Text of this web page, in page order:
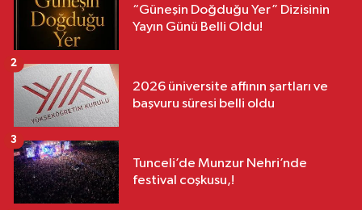
“Güneşin Doğduğu Yer” Dizisinin
Yayın Günü Belli Oldu!
2026 üniversite affının şartları ve
başvuru süresi belli oldu
2
Tunceli’de Munzur Nehri’nde
festival coşkusu,!
3